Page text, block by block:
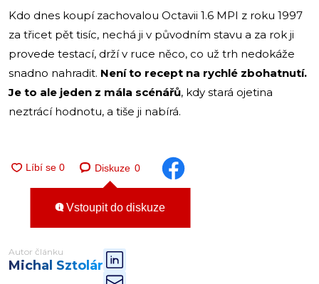
Kdo dnes koupí zachovalou Octavii 1.6 MPI z roku 1997
za třicet pět tisíc, nechá ji v původním stavu a za rok ji
provede testací, drží v ruce něco, co už trh nedokáže
snadno nahradit. Není to recept na rychlé zbohatnutí.
Je to ale jeden z mála scénářů, kdy stará ojetina
neztrácí hodnotu, a tiše ji nabírá.
Diskuze 0
Vstoupit do diskuze
Autor článku
Michal Sztolár